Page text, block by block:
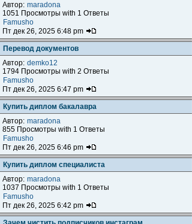
Автор: maradona
1051 Просмотры with 1 Ответы
Famusho
Пт дек 26, 2025 6:48 pm
Перевод документов
Автор: demko12
1794 Просмотры with 2 Ответы
Famusho
Пт дек 26, 2025 6:47 pm
Купить диплом бакалавра
Автор: maradona
855 Просмотры with 1 Ответы
Famusho
Пт дек 26, 2025 6:46 pm
Купить диплом специалиста
Автор: maradona
1037 Просмотры with 1 Ответы
Famusho
Пт дек 26, 2025 6:42 pm